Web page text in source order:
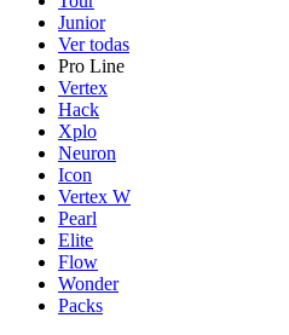
Junior
Ver todas
Pro Line
Vertex
Hack
Xplo
Neuron
Icon
Vertex W
Pearl
Elite
Flow
Wonder
Packs